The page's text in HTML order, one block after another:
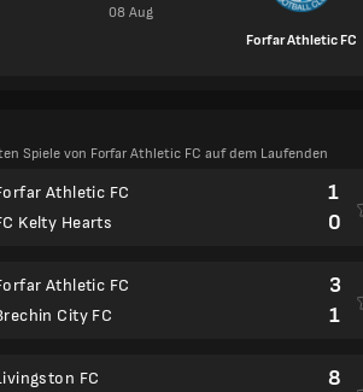
08 Aug
Forfar Athletic FC
Spiele von Forfar Athletic FC auf dem Laufenden
Athletic FC
Kelty Hearts
1
0
Athletic FC
City FC
3
1
FC
8